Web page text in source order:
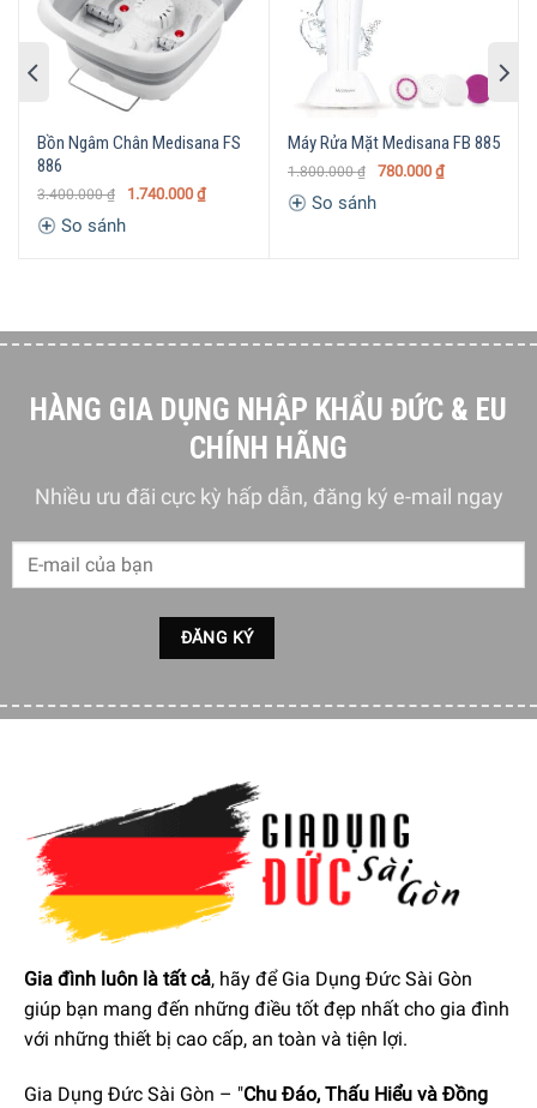
RS 650
Ghế massage với 6 kiểu massage khác nhau
tượng không chỉ với vẻ ngoài mà còn với các chức năng
tiên tiến và linh hoạt: Ghế mang đến 6 kiểu massage bao
gồm Kneading, tapping, shiatsu, rolling, clapping and
Bồn Ngâm Chân Medisana FS
886
3.400.000₫ 1.740.000 ₫
So sánh
Máy Rửa Mặt Medisana FB 885
1.800.000₫ 780.000 ₫
So sánh
HÀNG GIA DỤNG NHẬP KHẨU ĐỨC & EU
CHÍNH HÃNG
Nhiều ưu đãi cực kỳ hấp dẫn, đăng ký e-mail ngay
Gia đình luôn là tất cả, hãy để Gia Dụng Đức Sài Gòn
giúp bạn mang đến những điều tốt đẹp nhất cho gia đình
với những thiết bị cao cấp, an toàn và tiện lợi.
Gia Dụng Đức Sài Gòn – "Chu Đáo, Thấu Hiểu và Đồng